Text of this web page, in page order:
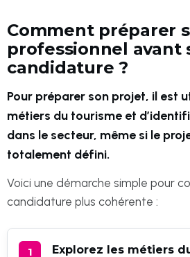
Comment préparer
professionnel avant
candidature ?
Pour préparer son projet, il est
métiers du tourisme et
dans le secteur, même si le
totalement défini.
Voici une démarche simple pour
candidature plus cohérente :
Explorez les métiers